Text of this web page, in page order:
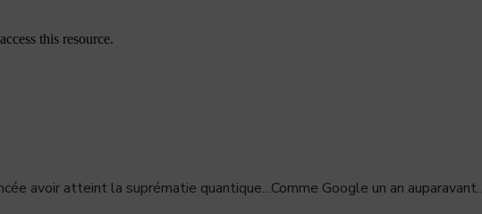
avoir atteint la suprématie quantique…Comme Google un an auparavant..